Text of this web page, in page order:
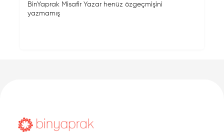
BinYaprak Misafir Yazar henüz özgeçmişini
yazmamış